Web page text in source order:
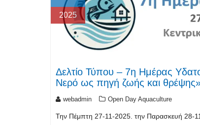
2025
Δελτίο Τύπου – 7η Ημέρας
Νερό ως πηγή ζωής και
webadmin Open Day Aquaculture
Την Πέμπτη 27-11-2025. την Παρασκευή 28-